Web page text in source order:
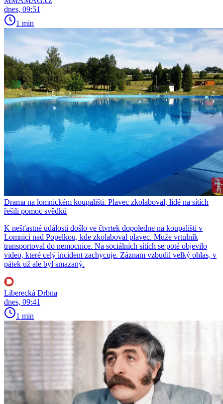
dnes, 09:51
1 min
Drama na lomnickém koupališti. Plavec zkolaboval, lidé na sítích
řešili pomoc svědků
K nešťastné události došlo ve čtvrtek dopoledne na koupališti v
Lomnici nad Popelkou, kde zkolaboval plavec. Muže vrtulník
transportoval do nemocnice. Na sociálních sítích se poté objevilo
video, které celý incident zachycuje. Záznam vzbudil velký ohlas, v
pátek už ale byl smazaný.
Liberecká Drbna
dnes, 09:41
1 min